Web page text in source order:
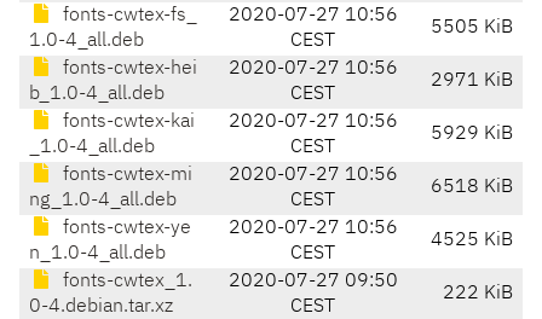
fonts-cwtex-fs_
1.0-4_all.deb
2020-07-27 10:56
CEST
5505 KiB
fonts-cwtex-hei
b_1.0-4_all.deb
2020-07-27 10:56
CEST
2971 KiB
fonts-cwtex-kai
_1.0-4_all.deb
2020-07-27 10:56
CEST
5929 KiB
fonts-cwtex-mi
ng_1.0-4_all.deb
2020-07-27 10:56
CEST
6518 KiB
fonts-cwtex-ye
n_1.0-4_all.deb
2020-07-27 10:56
CEST
4525 KiB
fonts-cwtex_1.
0-4.debian.tar.xz
2020-07-27 09:50
CEST
222 KiB